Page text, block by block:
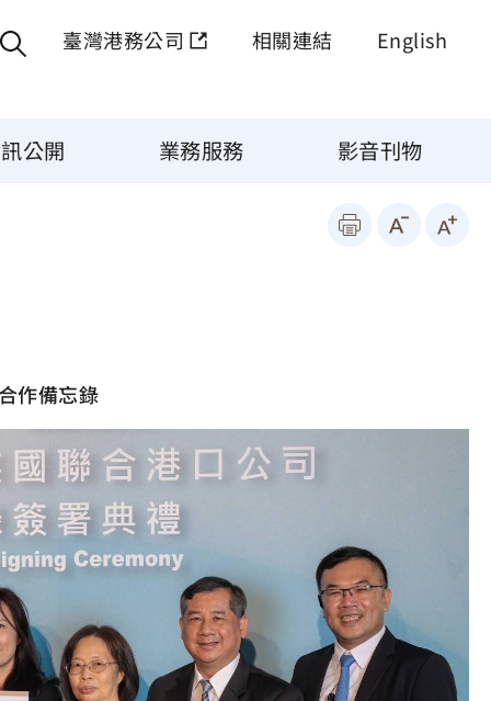
臺灣港務公司 相關連結 English
公開 業務服務 影音刊物
作備忘錄